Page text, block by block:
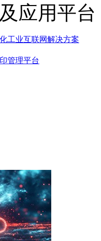
应用平台
工业互联网解决方案
管理平台